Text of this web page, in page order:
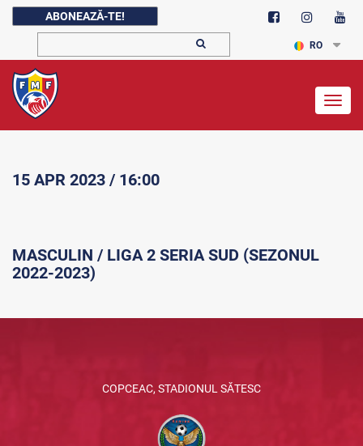
ABONEAZĂ-TE!
RO
15 APR 2023 / 16:00
MASCULIN / LIGA 2 SERIA SUD (SEZONUL
2022-2023)
COPCEAC, STADIONUL SĂTESC